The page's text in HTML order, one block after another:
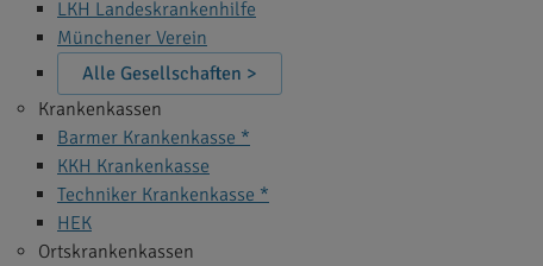
LKH Landeskrankenhilfe
Münchener Verein
Alle Gesellschaften >
Krankenkassen
Barmer Krankenkasse *
KKH Krankenkasse
Techniker Krankenkasse *
HEK
Ortskrankenkassen